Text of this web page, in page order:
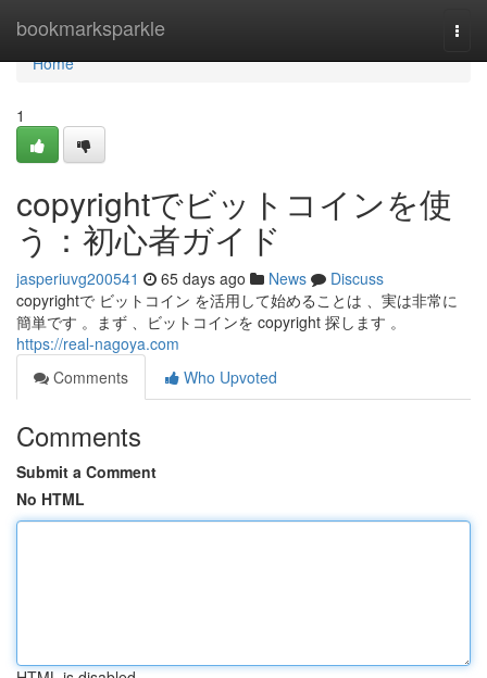
bookmarksparkle
Home
Home
1
copyrightでビットコインを使
う：初心者ガイド
jasperiuvg200541 65 days ago News
Discuss
copyrightで ビットコイン を活用して始めることは 、実は非常に
簡単です 。まず 、ビットコインを copyright 探します 。
https://real-nagoya.com
Comments
Who Upvoted
Comments
Submit a Comment
No HTML